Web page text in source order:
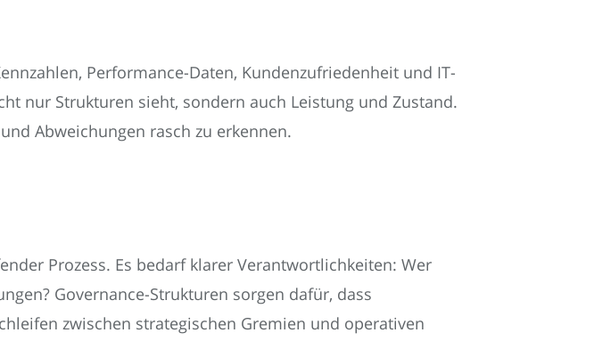
Performance-Daten, Kundenzufriedenheit und IT-
nur Strukturen sieht, sondern auch Leistung und Zustand.
Abweichungen rasch zu erkennen.
Prozess. Es bedarf klarer Verantwortlichkeiten: Wer
Governance-Strukturen sorgen dafür, dass
zwischen strategischen Gremien und operativen